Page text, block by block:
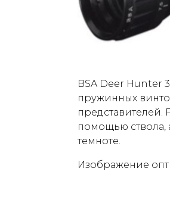
BSA Deer Hunter
пружинных
представителей.
помощью ствола,
темноте.
Изображение